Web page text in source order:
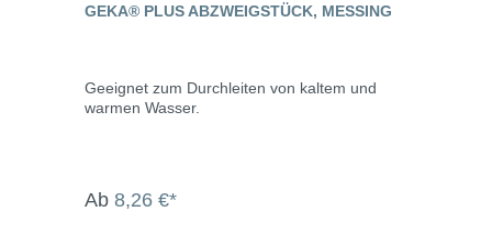
GEKA® PLUS ABZWEIGSTÜCK, MESSING
Geeignet zum Durchleiten von kaltem und
warmen Wasser.
Ab 8,26 €*